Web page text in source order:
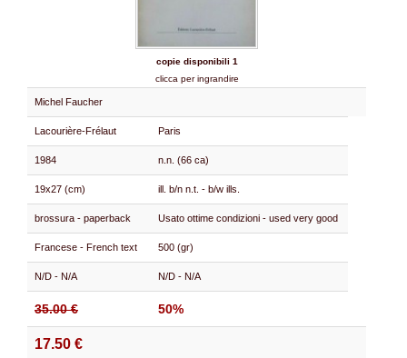
copie disponibili 1
clicca per ingrandire
Michel Faucher
Lacourière-Frélaut Paris
1984 n.n. (66 ca)
19x27 (cm) ill. b/n n.t. - b/w ills.
brossura - paperback Usato ottime condizioni - used very good
Francese - French text 500 (gr)
N/D - N/A N/D - N/A
35.00 € 50%
17.50 €